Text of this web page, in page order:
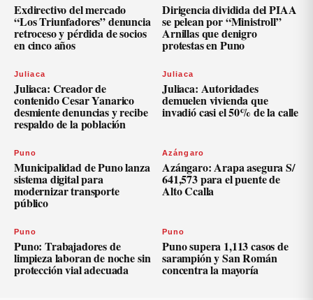
Exdirectivo del mercado
“Los Triunfadores” denuncia
retroceso y pérdida de socios
en cinco años
Dirigencia dividida del PIAA
se pelean por “Ministroll”
Arnillas que denigro
protestas en Puno
Juliaca
Juliaca: Creador de
contenido Cesar Yanarico
desmiente denuncias y recibe
respaldo de la población
Juliaca
Juliaca: Autoridades
demuelen vivienda que
invadió casi el 50% de la calle
Puno
Municipalidad de Puno lanza
sistema digital para
modernizar transporte
público
Azángaro
Azángaro: Arapa asegura S/
641,573 para el puente de
Alto Ccalla
Puno
Puno: Trabajadores de
limpieza laboran de noche sin
protección vial adecuada
Puno
Puno supera 1,113 casos de
sarampión y San Román
concentra la mayoría